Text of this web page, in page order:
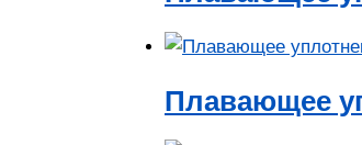
Плавающее